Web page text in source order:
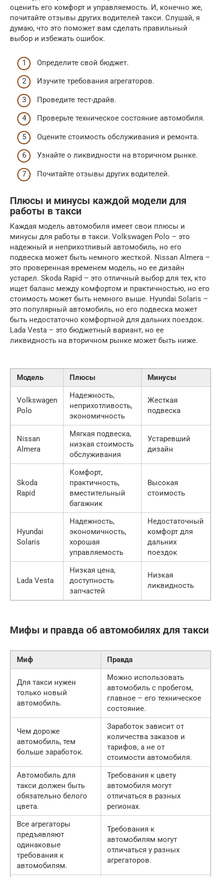
оценить его комфорт и управляемость. И, конечно же,
почитайте отзывы других водителей такси. Слушай, я
думаю, что это поможет вам сделать правильный
выбор и избежать ошибок.
Определите свой бюджет.
Изучите требования агрегаторов.
Проведите тест-драйв.
Проверьте техническое состояние автомобиля.
Оцените стоимость обслуживания и ремонта.
Узнайте о ликвидности на вторичном рынке.
Почитайте отзывы других водителей.
Плюсы и минусы каждой модели для
работы в такси
Каждая модель автомобиля имеет свои плюсы и
минусы для работы в такси. Volkswagen Polo – это
надежный и неприхотливый автомобиль, но его
подвеска может быть немного жесткой. Nissan Almera –
это проверенная временем модель, но ее дизайн
устарел. Skoda Rapid – это отличный выбор для тех, кто
ищет баланс между комфортом и практичностью, но его
стоимость может быть немного выше. Hyundai Solaris –
это популярный автомобиль, но его подвеска может
быть недостаточно комфортной для дальних поездок.
Lada Vesta – это бюджетный вариант, но ее
ликвидность на вторичном рынке может быть ниже.
Модель Плюсы Минусы
Volkswagen
Polo
Надежность,
неприхотливость,
экономичность
Жесткая
подвеска
Nissan
Almera
Мягкая подвеска,
низкая стоимость
обслуживания
Устаревший
дизайн
Skoda
Rapid
Комфорт,
практичность,
вместительный
багажник
Высокая
стоимость
Hyundai
Solaris
Надежность,
экономичность,
хорошая
управляемость
Недостаточный
комфорт для
дальних
поездок
Lada Vesta
Низкая цена,
доступность
запчастей
Низкая
ликвидность
Мифы и правда об автомобилях для такси
Миф Правда
Для такси нужен
только новый
автомобиль.
Можно использовать
автомобиль с пробегом,
главное – его техническое
состояние.
Чем дороже
автомобиль, тем
больше заработок.
Заработок зависит от
количества заказов и
тарифов, а не от
стоимости автомобиля.
Автомобиль для
такси должен быть
обязательно белого
цвета.
Требования к цвету
автомобиля могут
отличаться в разных
регионах.
Все агрегаторы
предъявляют
одинаковые
требования к
автомобилям.
Требования к
автомобилям могут
отличаться у разных
агрегаторов.